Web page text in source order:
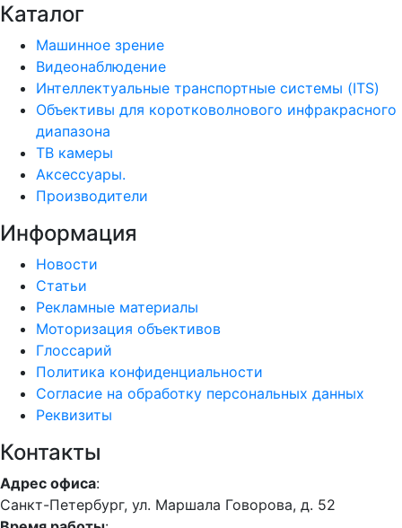
Каталог
Машинное зрение
Видеонаблюдение
Интеллектуальные транспортные системы (ITS)
Объективы для коротковолнового инфракрасного
диапазона
ТВ камеры
Аксессуары.
Производители
Информация
Новости
Статьи
Рекламные материалы
Моторизация объективов
Глоссарий
Политика конфиденциальности
Согласие на обработку персональных данных
Реквизиты
Контакты
Адрес офиса:
Санкт-Петербург, ул. Маршала Говорова, д. 52